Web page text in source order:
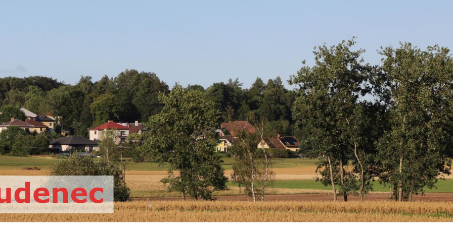
Oficiální web římskokatolické farnosti Studenec